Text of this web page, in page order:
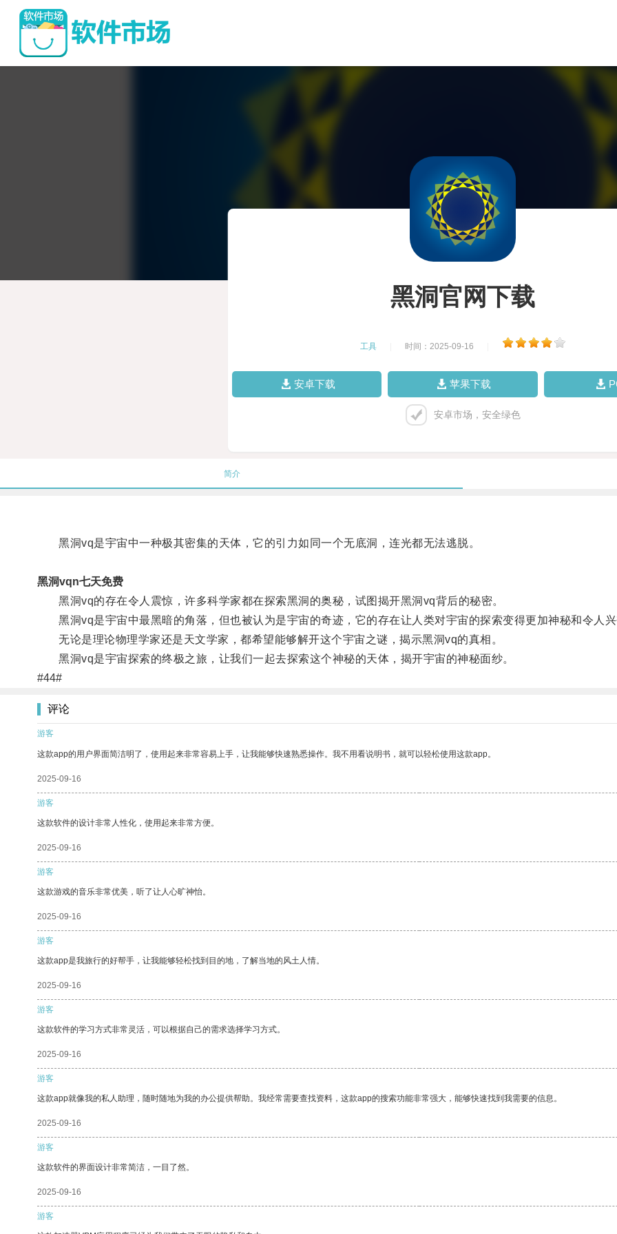
黑洞官网下载
工具 时间：2025-09-16
安卓下载 苹果下载
安卓市场，安全绿色
简介
黑洞vq是宇宙中一种极其密集的天体，它的引力如同一个无底洞，连光都无法逃脱。
黑洞vqn七天免费
黑洞vq的存在令人震惊，许多科学家都在探索黑洞的奥秘，试图揭开黑洞vq背后的秘密。
黑洞vq是宇宙中最黑暗的角落，但也被认为是宇宙的奇迹，它的存在让人类对宇宙的探索变得更加神秘和令人兴
无论是理论物理学家还是天文学家，都希望能够解开这个宇宙之谜，揭示黑洞vq的真相。
黑洞vq是宇宙探索的终极之旅，让我们一起去探索这个神秘的天体，揭开宇宙的神秘面纱。
#44#
评论
游客
这款app的用户界面简洁明了，使用起来非常容易上手，让我能够快速熟悉操作。我不用看说明书，就可以轻松使用这款app。
2025-09-16
游客
这款软件的设计非常人性化，使用起来非常方便。
2025-09-16
游客
这款游戏的音乐非常优美，听了让人心旷神怡。
2025-09-16
游客
这款app是我旅行的好帮手，让我能够轻松找到目的地，了解当地的风土人情。
2025-09-16
游客
这款软件的学习方式非常灵活，可以根据自己的需求选择学习方式。
2025-09-16
游客
这款app就像我的私人助理，随时随地为我的办公提供帮助。我经常需要查找资料，这款app的搜索功能非常强大，能够快速找到我需要的信息。
2025-09-16
游客
这款软件的界面设计非常简洁，一目了然。
2025-09-16
游客